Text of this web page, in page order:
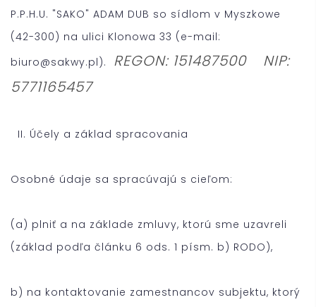
P.P.H.U. "SAKO" ADAM DUB so sídlom v Myszkowe
(42-300) na ulici Klonowa 33 (e-mail:
biuro@sakwy.pl). REGON: 151487500 NIP:
5771165457
II. Účely a základ spracovania
Osobné údaje sa spracúvajú s cieľom:
(a) plniť a na základe zmluvy, ktorú sme uzavreli
(základ podľa článku 6 ods. 1 písm. b) RODO),
b) na kontaktovanie zamestnancov subjektu, ktorý